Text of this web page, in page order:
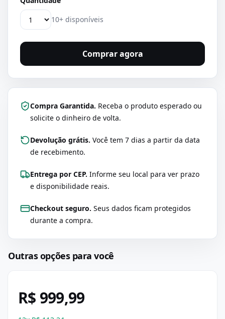
10+ disponíveis
Comprar agora
Compra Garantida. Receba o produto esperado ou
solicite o dinheiro de volta.
Devolução grátis. Você tem 7 dias a partir da data
de recebimento.
Entrega por CEP. Informe seu local para ver prazo
e disponibilidade reais.
Checkout seguro. Seus dados ficam protegidos
durante a compra.
Outras opções para você
R$ 999,99